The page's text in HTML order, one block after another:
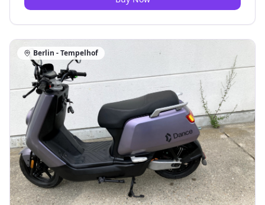
Berlin - Tempelhof